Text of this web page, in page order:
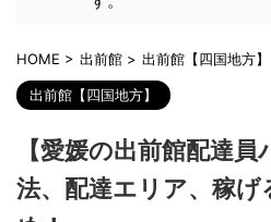
HOME > 出前館 > 出前館【四国地方】
出前館【四国地方】
【愛媛の出前館配達
法、配達エリア、稼げ